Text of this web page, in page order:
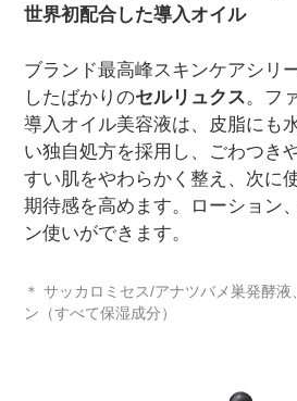
世界初配合した導入オイル
ブランド最高峰スキンケアシリ
したばかりのセルリュクス。フ
導入オイル美容液は、皮脂にも
い独自処方を採用し、ごわつき
すい肌をやわらかく整え、次に
期待感を高めます。ローション
ン使いができます。
＊ サッカロミセス/アナツバメ巣発酵
ン（すべて保湿成分）